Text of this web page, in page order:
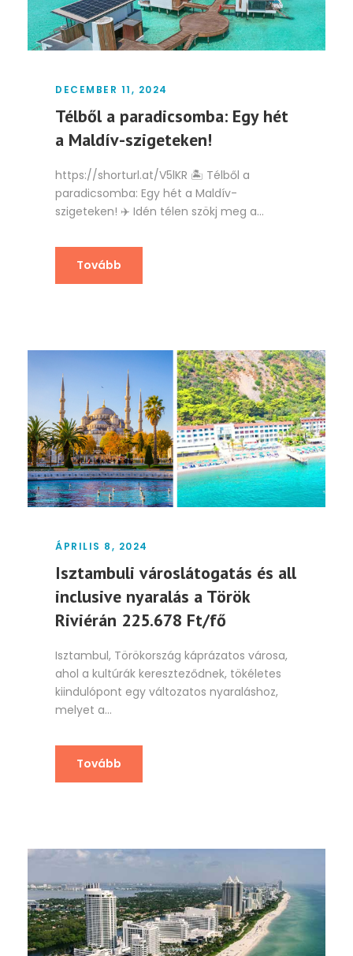
DECEMBER 11, 2024
Télből a paradicsomba: Egy hét
a Maldív-szigeteken!
https://shorturl.at/V5lKR 🏝️ Télből a
paradicsomba: Egy hét a Maldív-
szigeteken! ✈️ Idén télen szökj meg a...
Tovább
ÁPRILIS 8, 2024
Isztambuli városlátogatás és all
inclusive nyaralás a Török
Riviérán 225.678 Ft/fő
Isztambul, Törökország káprázatos városa,
ahol a kultúrák kereszteződnek, tökéletes
kiindulópont egy változatos nyaraláshoz,
melyet a...
Tovább